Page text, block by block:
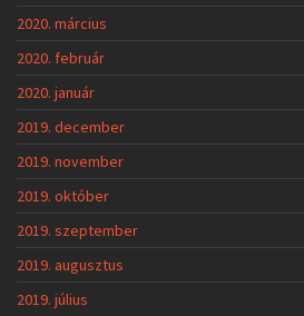
2020. március
2020. február
2020. január
2019. december
2019. november
2019. október
2019. szeptember
2019. augusztus
2019. július